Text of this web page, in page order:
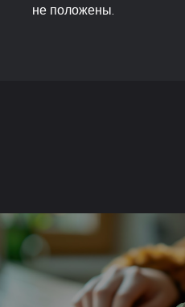
не положены.